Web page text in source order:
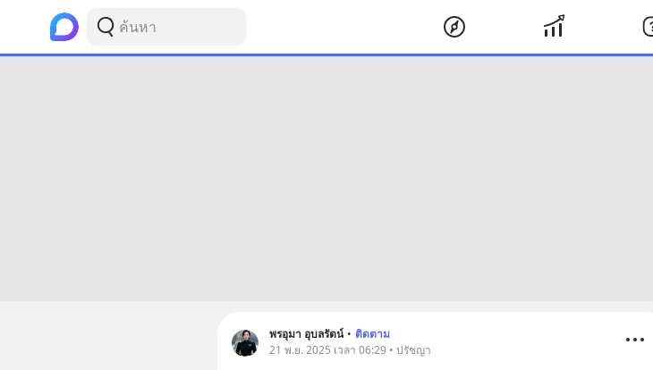
พรอุมา อุบลรัตน์ • ติดตาม
21 พ.ย. 2025 เวลา 06:29 • ปรัชญา